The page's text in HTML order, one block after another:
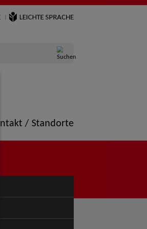
LEICHTE SPRACHE
/ Standorte